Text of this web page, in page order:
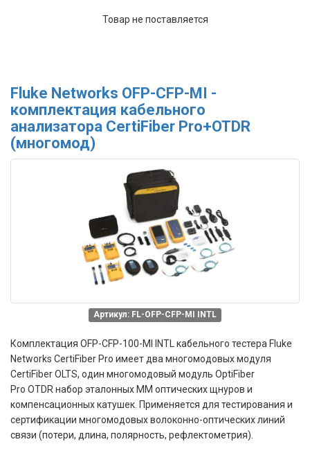
Товар не поставляется
Fluke Networks OFP-CFP-MI -
комплектация кабельного
анализатора CertiFiber Pro+OTDR
(многомод)
Артикул: FL-OFP-CFP-MI INTL
Комплектация OFP-CFP-100-MI INTL
кабельного тестера Fluke
Networks CertiFiber Pro имеет два многомодовыхмодуля
CertiFiber OLTS, один многомодовый модуль OptiFiber
Pro OTDR набор эталонных MM оптических щнуров и
компенсационных катушек. Применяется для тестирования и
сертификации многомодовыхволоконно-оптических линий
связи (потери, длина, полярность, рефлектометрия).